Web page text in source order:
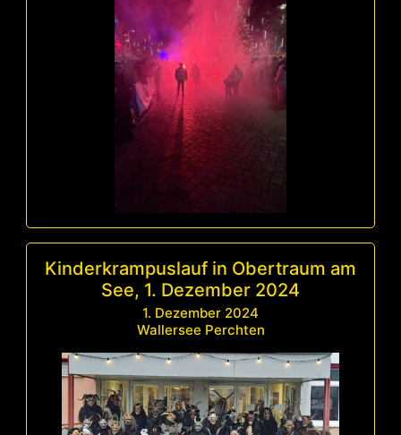
Kinderkrampuslauf in Obertraum am
See, 1. Dezember 2024
1. Dezember 2024
Wallersee Perchten